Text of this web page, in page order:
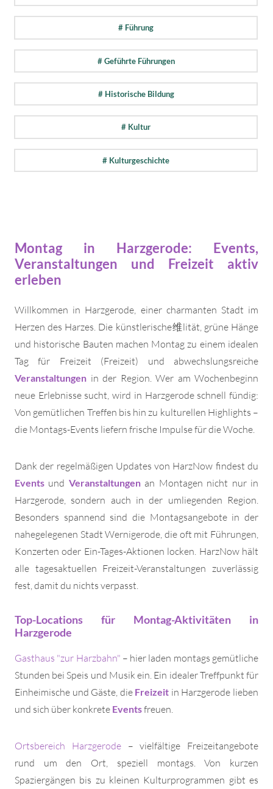
# Führung
# Geführte Führungen
# Historische Bildung
# Kultur
# Kulturgeschichte
Montag in Harzgerode: Events,
Veranstaltungen und Freizeit aktiv
erleben
Willkommen in Harzgerode, einer charmanten Stadt im
Herzen des Harzes. Die künstlerische维lität, grüne Hänge
und historische Bauten machen Montag zu einem idealen
Tag für Freizeit (Freizeit) und abwechslungsreiche
Veranstaltungen in der Region. Wer am Wochenbeginn
neue Erlebnisse sucht, wird in Harzgerode schnell fündig:
Von gemütlichen Treffen bis hin zu kulturellen Highlights –
die Montags-Events liefern frische Impulse für die Woche.
Dank der regelmäßigen Updates von HarzNow findest du
Events und Veranstaltungenan Montagen nicht nur in
Harzgerode, sondern auch in der umliegenden Region.
Besonders spannend sind die Montagsangebote in der
nahegelegenen Stadt Wernigerode, die oft mit Führungen,
Konzerten oder Ein-Tages-Aktionen locken. HarzNow hält
alle tagesaktuellen Freizeit-Veranstaltungen zuverlässig
fest, damit du nichts verpasst.
Top-Locations für Montag-Aktivitäten in
Harzgerode
Gasthaus "zur Harzbahn" – hier laden montags gemütliche
Stunden bei Speis und Musik ein. Ein idealer Treffpunkt für
Einheimische und Gäste, die Freizeit in Harzgerode lieben
und sich über konkrete Eventsfreuen.
Ortsbereich Harzgerode– vielfältige Freizeitangebote
rund um den Ort, speziell montags. Von kurzen
Spaziergängen bis zu kleinen Kulturprogrammen gibt es